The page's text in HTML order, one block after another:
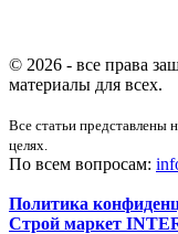
© 2026 - все права
материалы для всех.
Все статьи представлены
целях.
По всем вопросам:
Политика
Строй маркет